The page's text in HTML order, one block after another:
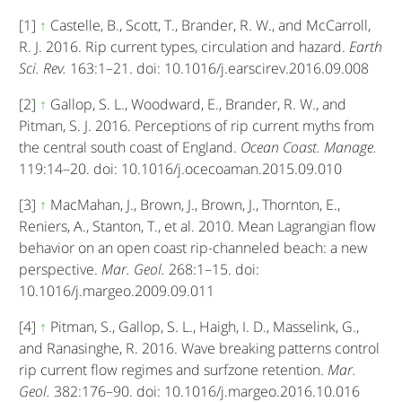
[1] ↑ Castelle, B., Scott, T., Brander, R. W., and McCarroll,
R. J. 2016. Rip current types, circulation and hazard.Earth
Sci. Rev. 163:1–21. doi: 10.1016/j.earscirev.2016.09.008
[2] ↑ Gallop, S. L., Woodward, E., Brander, R. W., and
Pitman, S. J. 2016. Perceptions of rip current myths from
the central south coast of England.Ocean Coast. Manage.
119:14–20. doi: 10.1016/j.ocecoaman.2015.09.010
[3] ↑ MacMahan, J., Brown, J., Brown, J., Thornton, E.,
Reniers, A., Stanton, T., et al. 2010. Mean Lagrangian flow
behavior on an open coast rip-channeled beach: a new
perspective.Mar. Geol. 268:1–15. doi:
10.1016/j.margeo.2009.09.011
[4] ↑ Pitman, S., Gallop, S. L., Haigh, I. D., Masselink, G.,
and Ranasinghe, R. 2016. Wave breaking patterns control
rip current flow regimes and surfzone retention.Mar.
Geol. 382:176–90. doi: 10.1016/j.margeo.2016.10.016